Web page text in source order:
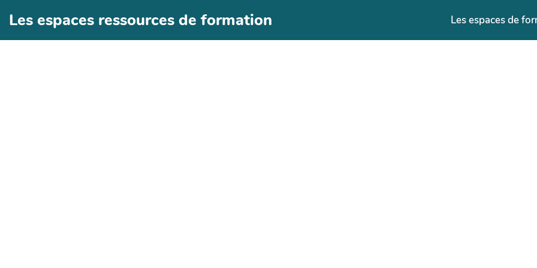
Les espaces ressources de formation Les espaces de